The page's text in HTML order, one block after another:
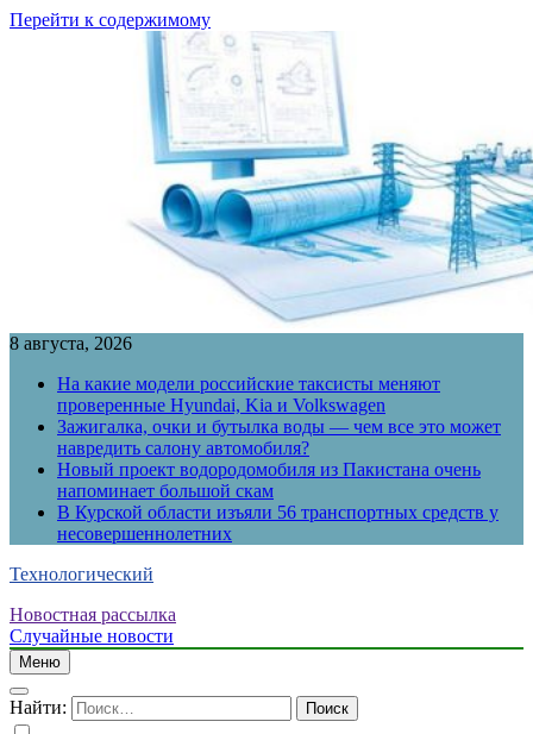
Перейти к содержимому
8 августа, 2026
На какие модели российские таксисты меняют
проверенные Hyundai, Kia и Volkswagen
Зажигалка, очки и бутылка воды — чем все это может
навредить салону автомобиля?
Новый проект водородомобиля из Пакистана очень
напоминает большой скам
В Курской области изъяли 56 транспортных средств у
несовершеннолетних
Технологический
Новостная рассылка
Случайные новости
Меню
Найти: